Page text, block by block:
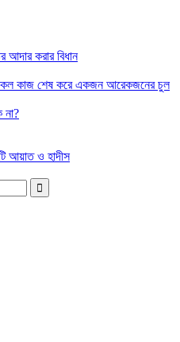
আদার করার বিধান
সকল কাজ শেষ করে একজন আরেকজনের চুল
না?
আয়াত ও হাদীস